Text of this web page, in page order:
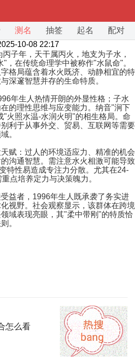
测名 抽签 起名 配对
10-08 22:17
子年，天干属丙火，地支为子水，
，在传统命理学中被称作"水鼠命"。
格局蕴含着水火既济、动静相宜的特
深邃智慧并存的生命特质。
年生人热情开朗的外显性格；子水
的理性思维与应变能力。纳音"涧下
"火照水温-水润火明"的相生格局。命
利于从事外交、贸易、互联网等需要
。
赋：过人的环境适应力、精准的机会
沟通智慧。需注意水火相激可能导致
特性易造成专注力分散。尤其在24-
点培养定力与决策魄力。
益者，1996年生人既承袭了务实进
视野。社会观察显示，该群体在跨境
域表现亮眼，其"柔中带刚"的特质恰
。
怎么看